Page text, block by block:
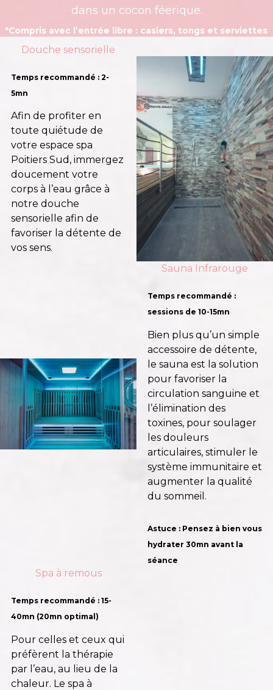
dans un cocon féerique.
*Compris avec l’entrée libre : casiers, tongs et serviettes
Douche sensorielle
Temps recommandé : 2-
5mn
Afin de profiter en
toute quiétude de
votre espace spa
Poitiers Sud, immergez
doucement votre
corps à l’eau grâce à
notre douche
sensorielle afin de
favoriser la détente de
vos sens.
Sauna Infrarouge
Temps recommandé :
sessions de 10-15mn
Bien plus qu’un simple
accessoire de détente,
le sauna est la solution
pour favoriser la
circulation sanguine et
l’élimination des
toxines, pour soulager
les douleurs
articulaires, stimuler le
système immunitaire et
augmenter la qualité
du sommeil.
Astuce : Pensez à bien vous
hydrater 30mn avant la
séance
Spa à remous
Temps recommandé : 15-
40mn (20mn optimal)
Pour celles et ceux qui
préfèrent la thérapie
par l’eau, au lieu de la
chaleur. Le spa à